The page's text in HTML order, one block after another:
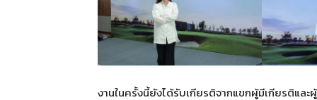
งานในครั้งนี้ยังได้รับเกียรติจากแขกผู้มีเกียรติแล